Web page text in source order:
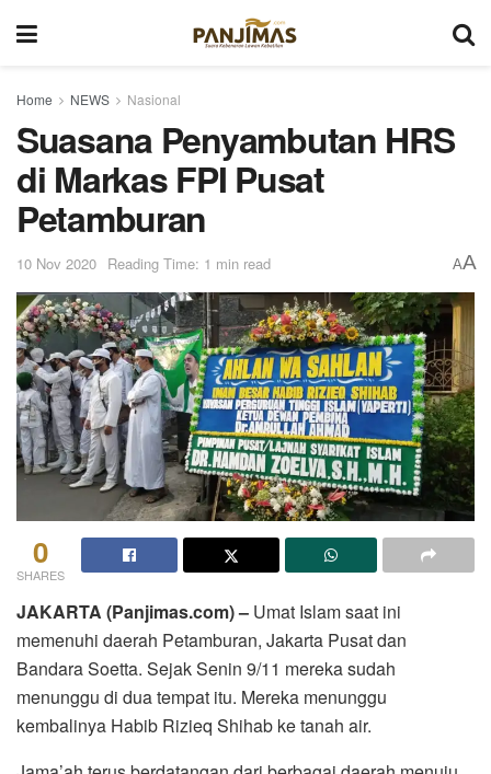
Home NEWS Nasional
Suasana Penyambutan HRS
di Markas FPI Pusat
Petamburan
10 Nov 2020 Reading Time: 1 min read AA
0
SHARES
JAKARTA (Panjimas.com) – Umat Islam saat ini
memenuhi daerah Petamburan, Jakarta Pusat dan
Bandara Soetta. Sejak Senin 9/11 mereka sudah
menunggu di dua tempat itu. Mereka menunggu
kembalinya Habib Rizieq Shihab ke tanah air.